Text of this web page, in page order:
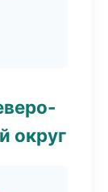
округ